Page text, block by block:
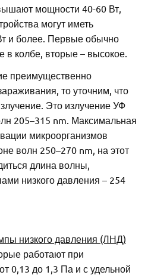
мощности 40-60 Вт,
могут иметь
и более. Первые обычно
в колбе, вторые – высокое.
преимущественно
то уточним, что
Это излучение УФ
205–315 nm. Максимальная
микроорганизмов
волн 250–270 nm, на этот
длина волны,
низкого давления – 254
низкого давления (ЛНД)
работают при
0,13 до 1,3 Па и с удельной